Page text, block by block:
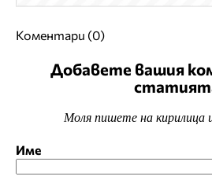
Коментари (0)
Добавете вашия
Моля пишете на кирилица
Име